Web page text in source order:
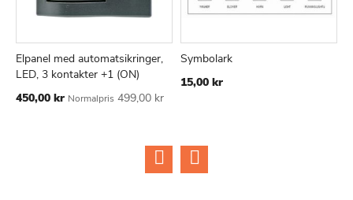
Læg i kurv
TILFØJ
TIL
ØNSKE
SAMMENLIGN
Elpanel med automatsikringer,
LED, 3 kontakter +1 (ON)
Tilbudspris
450,00 kr Normalpris 499,00 kr
Symbolark
15,00 kr